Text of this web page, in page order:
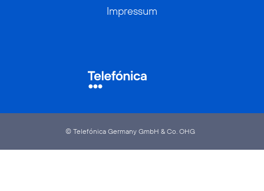
Impressum
© Telefónica Germany GmbH & Co. OHG